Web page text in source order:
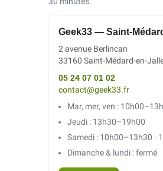
Geek33 — Saint-
2 avenue Berlincan
33160 Saint-Médard-en-
05 24 07 01 02
contact@geek33.fr
Mar, mer, ven :
Jeudi : 13h30–19h00
Samedi : 10h00–13h30 ·
Dimanche & lundi : fermé